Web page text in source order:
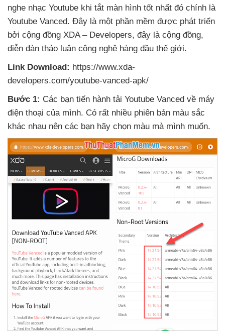
nghe nhạc Youtube khi tắt màn hình tốt nhất đó chính là
Youtube Vanced. Đây là một phần mềm được phát triển
bởi cộng đồng XDA – Developers, đây là cộng đồng,
diễn đàn thảo luận công nghệ hàng đầu thế giới.
Link Download: https://www.xda-
developers.com/youtube-vanced-apk/
Bước 1: Các bạn tiến hành tải Youtube Vanced về máy
điện thoại của mình. Có rất nhiều phiên bản màu sắc
khác nhau nên các bạn hãy chọn màu mà mình muốn.